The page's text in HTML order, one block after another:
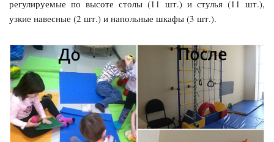
регулируемые по высоте столы (11 шт.) и стулья (11 шт.),
узкие навесные (2 шт.) и напольные шкафы (3 шт.).